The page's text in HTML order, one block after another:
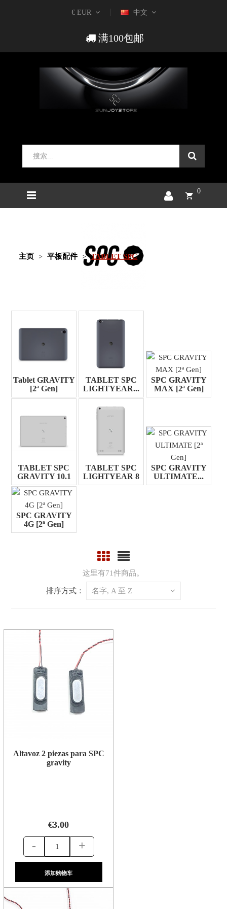
€ EUR 中文
满100包邮
0
主页 平板配件 TABLET SPC
Tablet GRAVITY
[2ª Gen]
TABLET SPC
LIGHTYEAR...
SPC GRAVITY
MAX [2ª Gen]
TABLET SPC
GRAVITY 10.1
TABLET SPC
LIGHTYEAR 8
SPC GRAVITY
ULTIMATE...
SPC GRAVITY
4G [2ª Gen]
这里有71件商品。
排序方式： 名字, A 至 Z
Altavoz 2 piezas para SPC
gravity
€3.00
- +
添加购物车